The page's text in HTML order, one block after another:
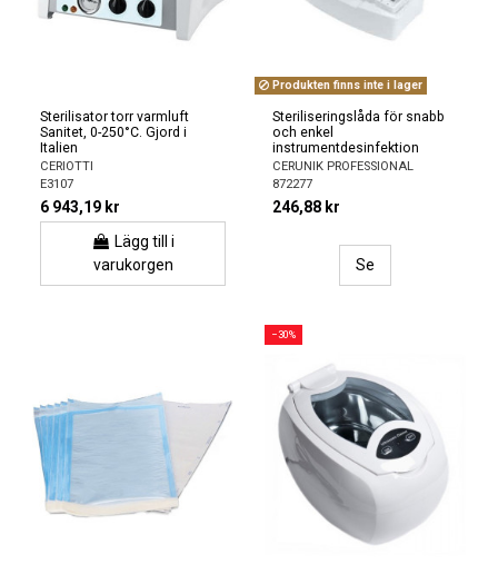
Sterilisator torr varmluft
Sanitet, 0-250°C. Gjord i
Italien
CERIOTTI
E3107
6 943,19 kr
Lägg till i
varukorgen
Produkten finns inte i lager
Steriliseringslåda för snabb
och enkel
instrumentdesinfektion
CERUNIK PROFESSIONAL
872277
246,88 kr
Se
−30%